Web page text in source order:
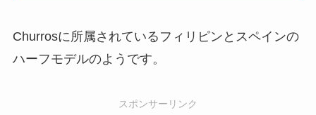
Churrosに所属されているフィリピンとスペインの
ハーフモデルのようです。
スポンサーリンク